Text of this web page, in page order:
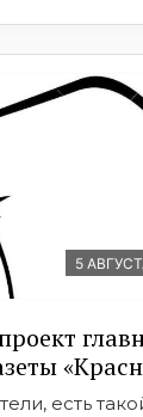
5
есть